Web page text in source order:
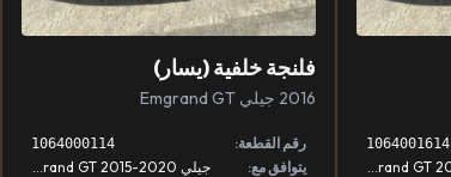
1064001614
فلنجة خلفية (يسار)
2016 جيلي Emgrand GT
رقم القطعة: 1064000114
يتوافق مع: